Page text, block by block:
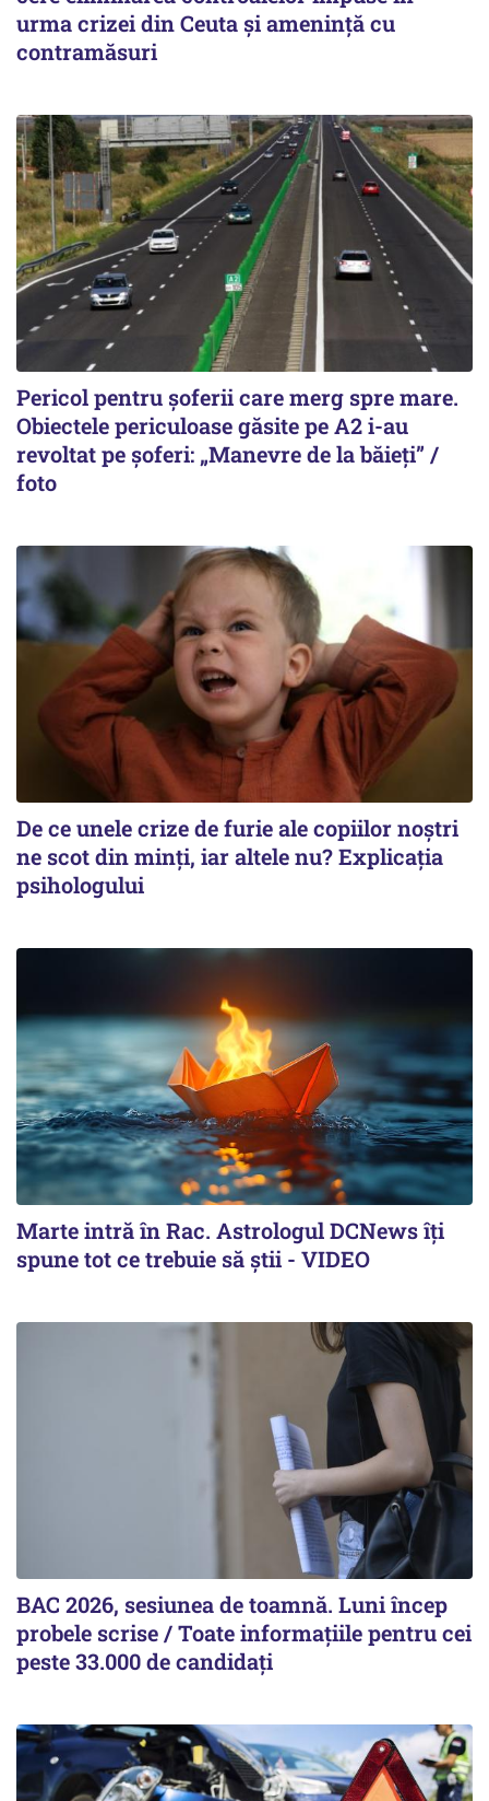
urma crizei din Ceuta și amenință cu
contramăsuri
Pericol pentru șoferii care merg spre mare.
Obiectele periculoase găsite pe A2 i-au
revoltat pe șoferi: „Manevre de la băieți” /
foto
De ce unele crize de furie ale copiilor noștri
ne scot din minți, iar altele nu? Explicația
psihologului
Marte intră în Rac. Astrologul DCNews îți
spune tot ce trebuie să știi - VIDEO
BAC 2026, sesiunea de toamnă. Luni încep
probele scrise / Toate informațiile pentru cei
peste 33.000 de candidați